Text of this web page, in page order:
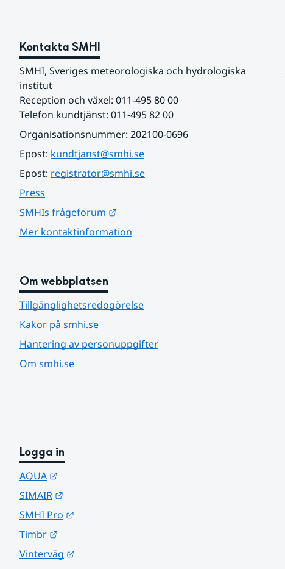
Kontakta SMHI
SMHI, Sveriges meteorologiska och hydrologiska
institut
Reception och växel: 011-495 80 00
Telefon kundtjänst: 011-495 82 00
Organisationsnummer: 202100-0696
Epost: kundtjanst@smhi.se
Epost: registrator@smhi.se
Press
SMHIs frågeforum
Mer kontaktinformation
Om webbplatsen
Tillgänglighetsredogörelse
Kakor på smhi.se
Hantering av personuppgifter
Om smhi.se
Logga in
AQUA
SIMAIR
SMHI Pro
Timbr
Vinterväg